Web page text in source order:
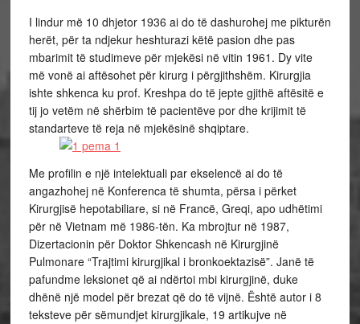
I lindur më 10 dhjetor 1936 ai do të dashurohej me pikturën
herët, për ta ndjekur heshturazi këtë pasion dhe pas
mbarimit të studimeve për mjekësi në vitin 1961. Dy vite
më vonë ai aftësohet për kirurg i përgjithshëm. Kirurgjia
ishte shkenca ku prof. Kreshpa do të jepte gjithë aftësitë e
tij jo vetëm në shërbim të pacientëve por dhe krijimit të
standarteve të reja në mjekësinë shqiptare.
Me profilin e një intelektuali par ekselencë ai do të
angazhohej në Konferenca të shumta, përsa i përket
Kirurgjisë hepotabiliare, si në Francë, Greqi, apo udhëtimi
për në Vietnam më 1986-tën. Ka mbrojtur në 1987,
Dizertacionin për Doktor Shkencash në Kirurgjinë
Pulmonare “Trajtimi kirurgjikal i bronkoektazisë”. Janë të
pafundme leksionet që ai ndërtoi mbi kirurgjinë, duke
dhënë një model për brezat që do të vijnë. Është autor i 8
teksteve për sëmundjet kirurgjikale, 19 artikujve në